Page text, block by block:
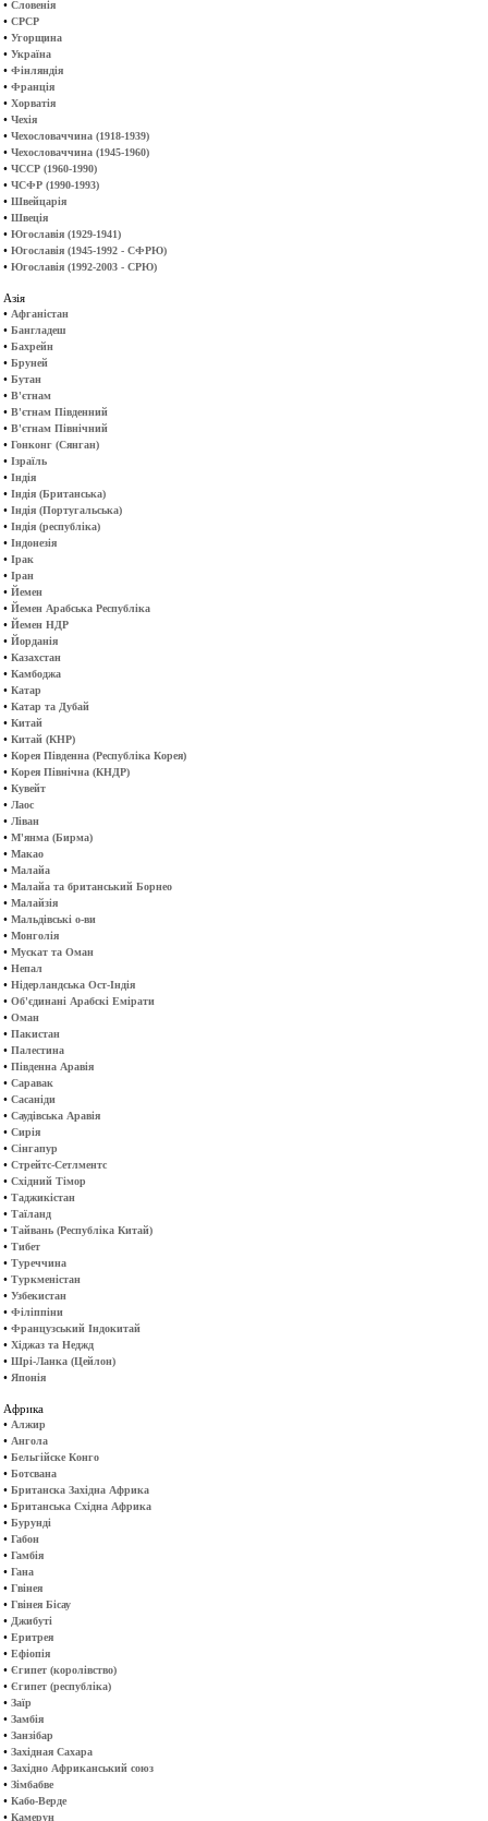
• Словенія
• СРСР
• Угорщина
• Україна
• Фінляндія
• Франція
• Хорватія
• Чехія
• Чехословаччина (1918-1939)
• Чехословаччина (1945-1960)
• ЧССР (1960-1990)
• ЧСФР (1990-1993)
• Швейцарія
• Швеція
• Югославія (1929-1941)
• Югославія (1945-1992 - СФРЮ)
• Югославія (1992-2003 - СРЮ)
Азія
• Афганістан
• Бангладеш
• Бахрейн
• Бруней
• Бутан
• В'єтнам
• В'єтнам Південний
• В'єтнам Північний
• Гонконг (Сянган)
• Ізраїль
• Індія
• Індія (Британська)
• Індія (Португальська)
• Індія (республіка)
• Індонезія
• Ірак
• Іран
• Йемен
• Йемен Арабська Республіка
• Йемен НДР
• Йорданія
• Казахстан
• Камбоджа
• Катар
• Катар та Дубай
• Китай
• Китай (КНР)
• Корея Південна (Республіка Корея)
• Корея Північна (КНДР)
• Кувейт
• Лаос
• Ліван
• М'янма (Бирма)
• Макао
• Малайа
• Малайа та британський Борнео
• Малайзія
• Мальдівські о-ви
• Монголія
• Мускат та Оман
• Непал
• Нідерландська Ост-Індія
• Об'єдинані Арабскі Емірати
• Оман
• Пакистан
• Палестина
• Південна Аравія
• Саравак
• Сасаніди
• Саудівська Аравія
• Сирія
• Сінгапур
• Стрейтс-Сетлментс
• Східний Тімор
• Таджикістан
• Таїланд
• Тайвань (Республіка Китай)
• Тибет
• Туреччина
• Туркменістан
• Узбекистан
• Філіппіни
• Французський Індокитай
• Хіджаз та Неджд
• Шрі-Ланка (Цейлон)
• Японія
Африка
• Алжир
• Ангола
• Бельгійске Конго
• Ботсвана
• Британска Західна Африка
• Британська Східна Африка
• Бурунді
• Габон
• Гамбія
• Гана
• Гвінея
• Гвінея Бісау
• Джибуті
• Еритрея
• Ефіопія
• Єгипет (королівство)
• Єгипет (республіка)
• Заїр
• Замбія
• Занзібар
• Західная Сахара
• Західно Африканський союз
• Зімбабве
• Кабо-Верде
• Камерун